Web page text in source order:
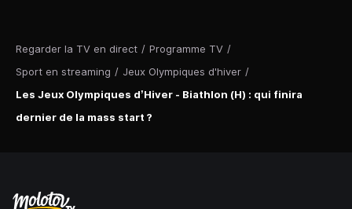
Regarder la TV en direct / Programme TV /
Sport en streaming / Jeux Olympiques d'hiver /
Les Jeux Olympiques d’Hiver - Biathlon (H) : qui finira
dernier de la mass start ?